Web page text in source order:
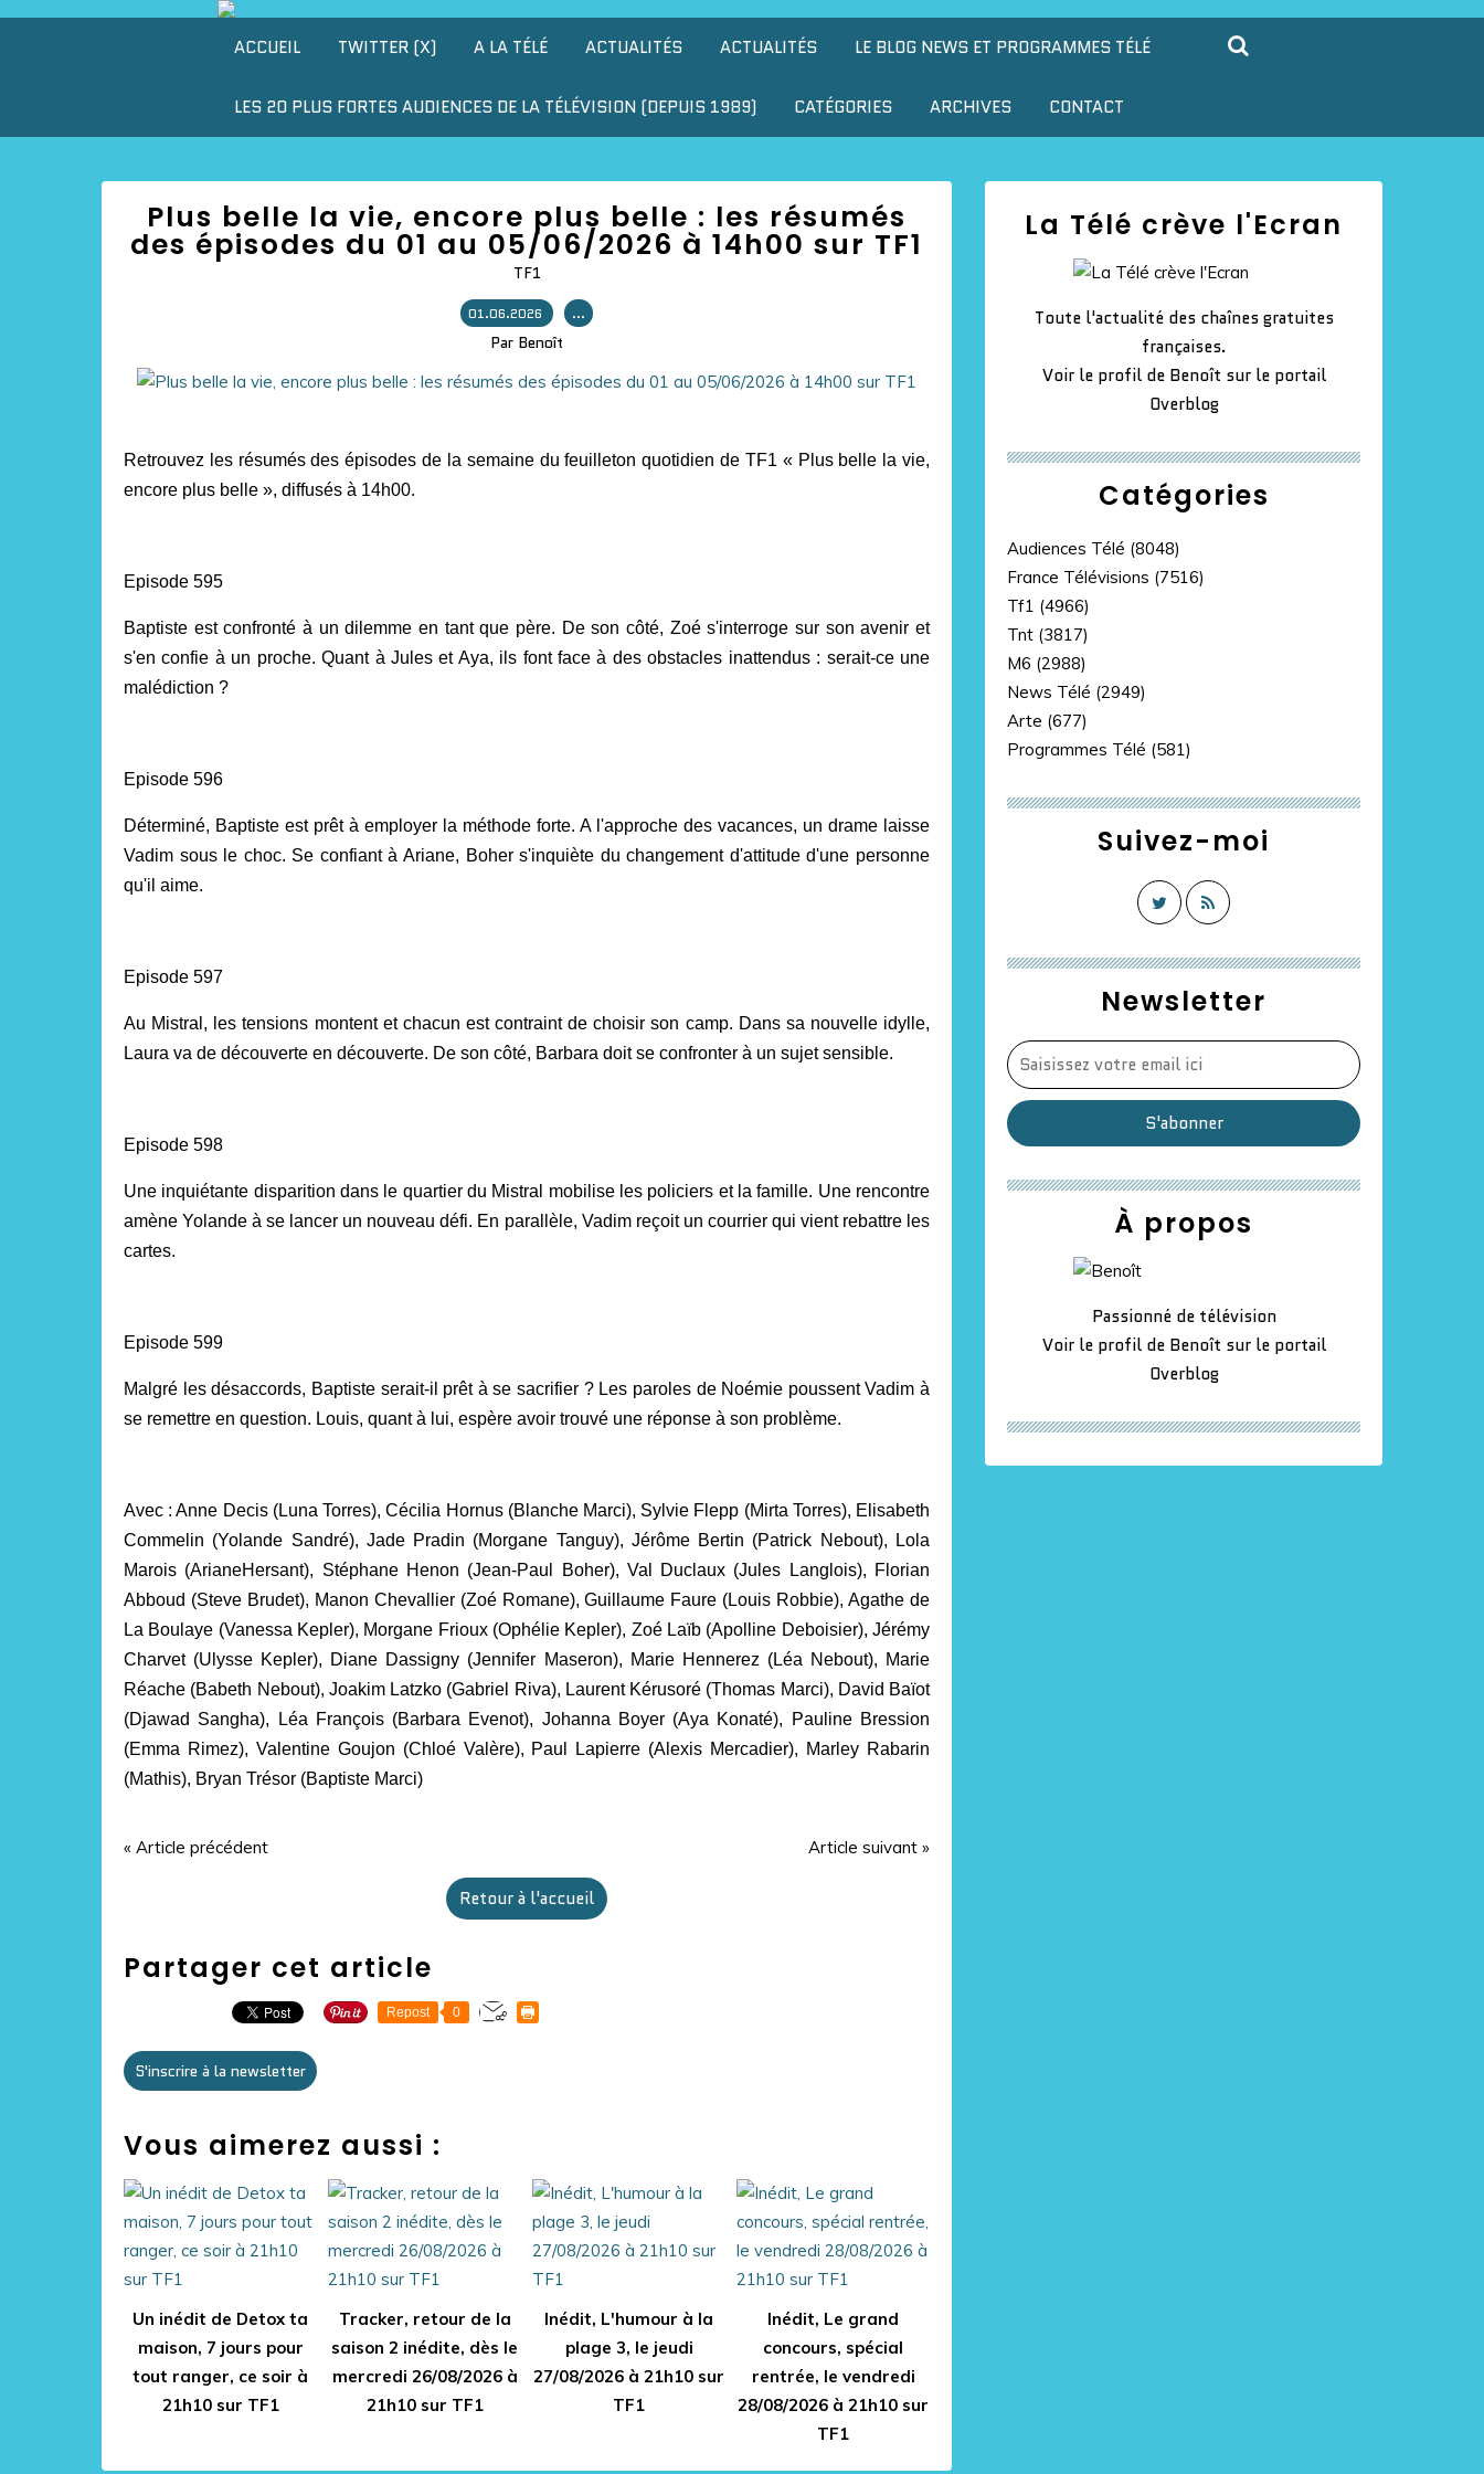
ACCUEIL TWITTER (X) A LA TÉLÉ ACTUALITÉS ACTUALITÉS LE BLOG NEWS ET PROGRAMMES TÉLÉ
LES 20 PLUS FORTES AUDIENCES DE LA TÉLÉVISION (DEPUIS 1989) CATÉGORIES ARCHIVES CONTACT
Plus belle la vie, encore plus belle : les résumés
des épisodes du 01 au 05/06/2026 à 14h00 sur TF1
TF1
01.06.2026 …
Par Benoît
Retrouvez les résumés des épisodes de la semaine du feuilleton quotidien de TF1 « Plus belle la vie,
encore plus belle », diffusés à 14h00.
Episode 595
Baptiste est confronté à un dilemme en tant que père. De son côté, Zoé s'interroge sur son avenir et
s'en confie à un proche. Quant à Jules et Aya, ils font face à des obstacles inattendus : serait-ce une
malédiction ?
Episode 596
Déterminé, Baptiste est prêt à employer la méthode forte. A l'approche des vacances, un drame laisse
Vadim sous le choc. Se confiant à Ariane, Boher s'inquiète du changement d'attitude d'une personne
qu'il aime.
Episode 597
Au Mistral, les tensions montent et chacun est contraint de choisir son camp. Dans sa nouvelle idylle,
Laura va de découverte en découverte. De son côté, Barbara doit se confronter à un sujet sensible.
Episode 598
Une inquiétante disparition dans le quartier du Mistral mobilise les policiers et la famille. Une rencontre
amène Yolande à se lancer un nouveau défi. En parallèle, Vadim reçoit un courrier qui vient rebattre les
cartes.
Episode 599
Malgré les désaccords, Baptiste serait-il prêt à se sacrifier ? Les paroles de Noémie poussent Vadim à
se remettre en question. Louis, quant à lui, espère avoir trouvé une réponse à son problème.
Avec : Anne Decis (Luna Torres), Cécilia Hornus (Blanche Marci), Sylvie Flepp (Mirta Torres), Elisabeth
Commelin (Yolande Sandré), Jade Pradin (Morgane Tanguy), Jérôme Bertin (Patrick Nebout), Lola
Marois (ArianeHersant), Stéphane Henon (Jean-Paul Boher), Val Duclaux (Jules Langlois), Florian
Abboud (Steve Brudet), Manon Chevallier (Zoé Romane), Guillaume Faure (Louis Robbie), Agathe de
La Boulaye (Vanessa Kepler), Morgane Frioux (Ophélie Kepler), Zoé Laïb (Apolline Deboisier), Jérémy
Charvet (Ulysse Kepler), Diane Dassigny (Jennifer Maseron), Marie Hennerez (Léa Nebout), Marie
Réache (Babeth Nebout), Joakim Latzko (Gabriel Riva), Laurent Kérusoré (Thomas Marci), David Baïot
(Djawad Sangha), Léa François (Barbara Evenot), Johanna Boyer (Aya Konaté), Pauline Bression
(Emma Rimez), Valentine Goujon (Chloé Valère), Paul Lapierre (Alexis Mercadier), Marley Rabarin
(Mathis), Bryan Trésor (Baptiste Marci)
« Article précédent Article suivant »
Retour à l'accueil
Partager cet article
Repost 0
S'inscrire à la newsletter
Vous aimerez aussi :
Un inédit de Detox ta
maison, 7 jours pour
tout ranger, ce soir à
21h10 sur TF1
Tracker, retour de la
saison 2 inédite, dès le
mercredi 26/08/2026 à
21h10 sur TF1
Inédit, L'humour à la
plage 3, le jeudi
27/08/2026 à 21h10 sur
TF1
Inédit, Le grand
concours, spécial
rentrée, le vendredi
28/08/2026 à 21h10 sur
TF1
Newsletter
Catégories
Audiences Télé (8048)
France Télévisions (7516)
Tf1 (4966)
Tnt (3817)
M6 (2988)
News Télé (2949)
Arte (677)
Programmes Télé (581)
La Télé crève l'Ecran
Toute l'actualité des chaînes gratuites
françaises.
Voir le profil de Benoît sur le portail
Overblog
Suivez-moi
À propos
Passionné de télévision
Voir le profil de Benoît sur le portail
Overblog